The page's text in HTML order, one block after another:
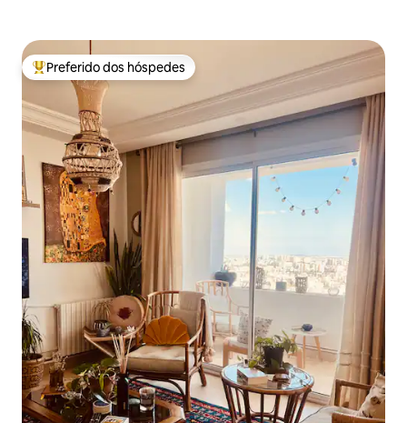
Entre os melhores preferidos dos hóspedes
Preferido dos hóspedes